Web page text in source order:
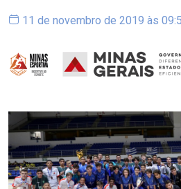
11 de novembro de 2019 às